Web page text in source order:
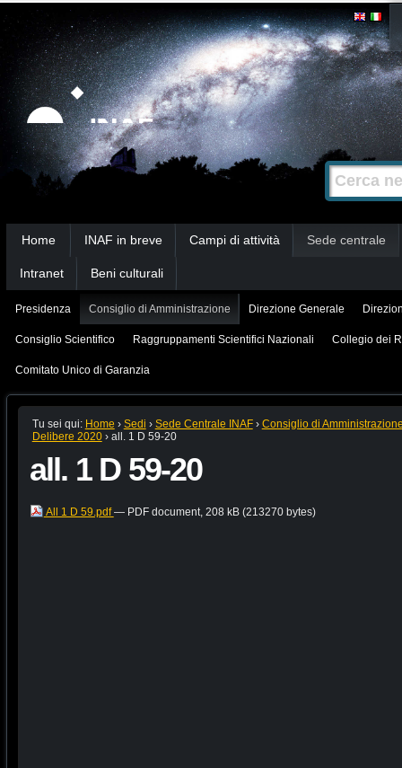
Strumenti
personali
Salta
contenuti.
|
Salta
alla
navigazione
Cerca nel
Ricerca
avanzata…
Home INAF in breve Campi di attività Sede centrale
Intranet Beni culturali
Presidenza Consiglio di Amministrazione Direzione Generale
Consiglio Scientifico Raggruppamenti Scientifici Nazionali Collegio dei
Comitato Unico di Garanzia
Tu sei qui: Home › Sedi › Sede Centrale INAF › Consiglio di
Delibere 2020 › all. 1 D 59-20
all. 1 D 59-20
All 1 D 59.pdf— PDF document, 208 kB (213270 bytes)